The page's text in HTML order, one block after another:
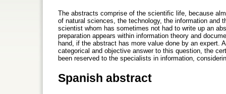
The abstracts comprise of the scientific life, because
of natural sciences, the technology, the information and
scientist whom has sometimes not had to write up an
preparation appears within information theory and
hand, if the abstract has more value done by an expert.
categorical and objective answer to this question, the
been reserved to the specialists in information,
Spanish abstract